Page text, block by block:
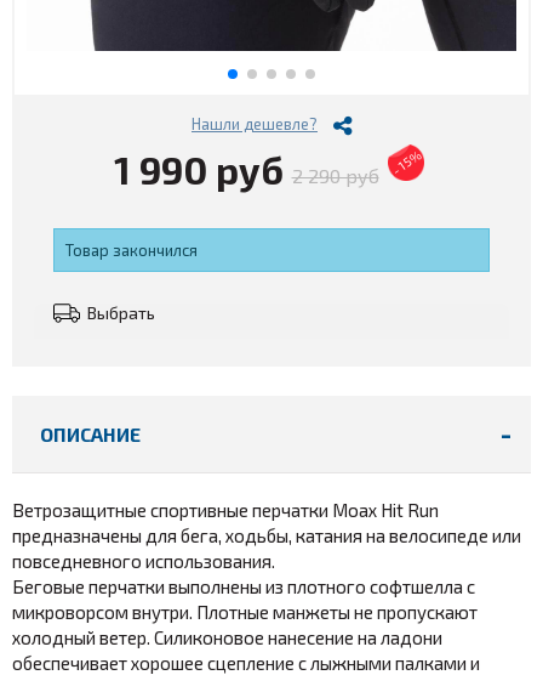
Нашли дешевле?
1 990 руб 2 290 руб - 15%
Товар закончился
Выбрать
ОПИСАНИЕ
Ветрозащитные спортивные перчатки Moax Hit Run
предназначены для бега, ходьбы, катания на велосипеде или
повседневного использования.
Беговые перчатки выполнены из плотного софтшелла с
микроворсом внутри. Плотные манжеты не пропускают
холодный ветер. Силиконовое нанесение на ладони
обеспечивает хорошее сцепление с лыжными палками и